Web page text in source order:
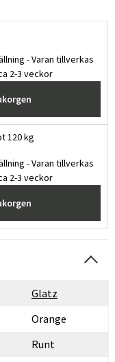
- Varan tillverkas
2-3 veckor
120 kg
- Varan tillverkas
2-3 veckor
Glatz
Orange
Runt